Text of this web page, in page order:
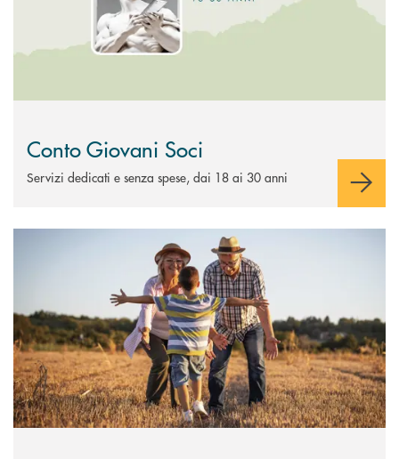
Conto Giovani Soci
Servizi dedicati e senza spese, dai 18 ai 30 anni